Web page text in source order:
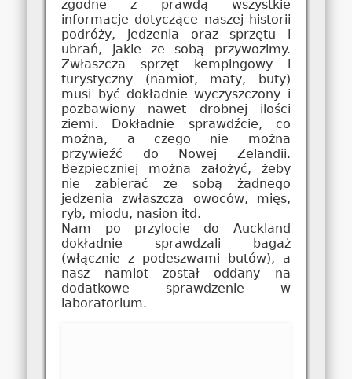
zgodne z prawdą wszystkie
informacje dotyczące naszej historii
podróży, jedzenia oraz sprzętu i
ubrań, jakie ze sobą przywozimy.
Zwłaszcza sprzęt kempingowy i
turystyczny (namiot, maty, buty)
musi być dokładnie wyczyszczony i
pozbawiony nawet drobnej ilości
ziemi. Dokładnie sprawdźcie, co
można, a czego nie można
przywieźć do Nowej Zelandii.
Bezpieczniej można założyć, żeby
nie zabierać ze sobą żadnego
jedzenia zwłaszcza owoców, mięs,
ryb, miodu, nasion itd.
Nam po przylocie do Auckland
dokładnie sprawdzali bagaż
(włącznie z podeszwami butów), a
nasz namiot został oddany na
dodatkowe sprawdzenie w
laboratorium.